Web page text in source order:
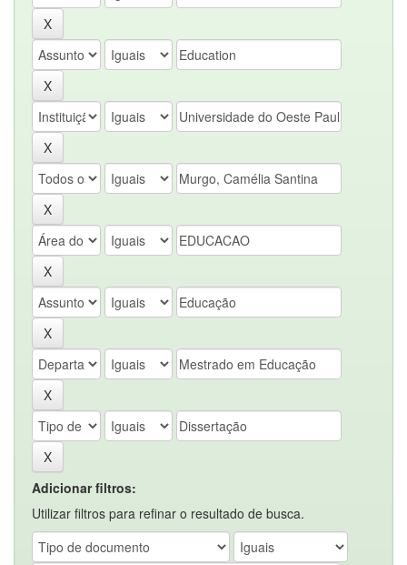
Adicionar filtros:
Utilizar filtros para refinar o resultado de busca.